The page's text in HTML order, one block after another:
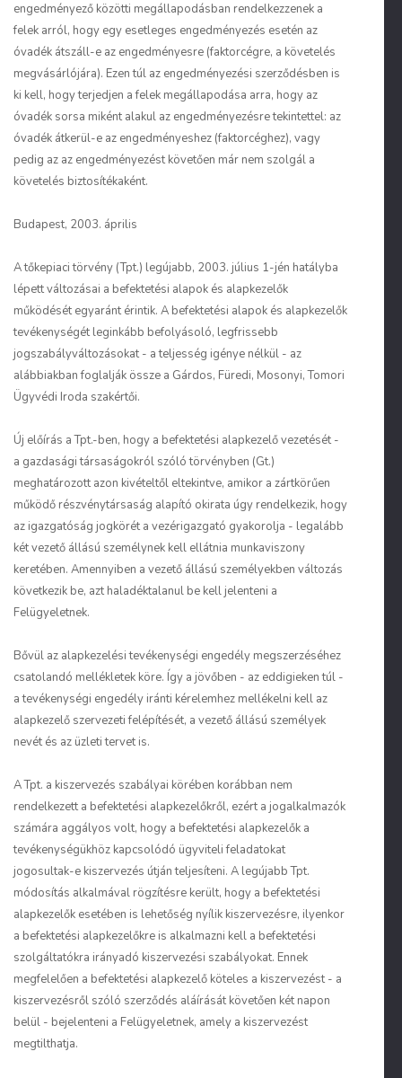
engedményező közötti megállapodásban rendelkezzenek a
felek arról, hogy egy esetleges engedményezés esetén az
óvadék átszáll-e az engedményesre (faktorcégre, a követelés
megvásárlójára). Ezen túl az engedményezési szerződésben is
ki kell, hogy terjedjen a felek megállapodása arra, hogy az
óvadék sorsa miként alakul az engedményezésre tekintettel: az
óvadék átkerül-e az engedményeshez (faktorcéghez), vagy
pedig az az engedményezést követően már nem szolgál a
követelés biztosítékaként.
Budapest, 2003. április
A tőkepiaci törvény (Tpt.) legújabb, 2003. július 1-jén hatályba
lépett változásai a befektetési alapok és alapkezelők
működését egyaránt érintik. A befektetési alapok és alapkezelők
tevékenységét leginkább befolyásoló, legfrissebb
jogszabályváltozásokat - a teljesség igénye nélkül - az
alábbiakban foglalják össze a Gárdos, Füredi, Mosonyi, Tomori
Ügyvédi Iroda szakértői.
Új előírás a Tpt.-ben, hogy a befektetési alapkezelő vezetését -
a gazdasági társaságokról szóló törvényben (Gt.)
meghatározott azon kivételtől eltekintve, amikor a zártkörűen
működő részvénytársaság alapító okirata úgy rendelkezik, hogy
az igazgatóság jogkörét a vezérigazgató gyakorolja - legalább
két vezető állású személynek kell ellátnia munkaviszony
keretében. Amennyiben a vezető állású személyekben változás
következik be, azt haladéktalanul be kell jelenteni a
Felügyeletnek.
Bővül az alapkezelési tevékenységi engedély megszerzéséhez
csatolandó mellékletek köre. Így a jövőben - az eddigieken túl -
a tevékenységi engedély iránti kérelemhez mellékelni kell az
alapkezelő szervezeti felépítését, a vezető állású személyek
nevét és az üzleti tervet is.
A Tpt. a kiszervezés szabályai körében korábban nem
rendelkezett a befektetési alapkezelőkről, ezért a jogalkalmazók
számára aggályos volt, hogy a befektetési alapkezelők a
tevékenységükhöz kapcsolódó ügyviteli feladatokat
jogosultak-e kiszervezés útján teljesíteni. A legújabb Tpt.
módosítás alkalmával rögzítésre került, hogy a befektetési
alapkezelők esetében is lehetőség nyílik kiszervezésre, ilyenkor
a befektetési alapkezelőkre is alkalmazni kell a befektetési
szolgáltatókra irányadó kiszervezési szabályokat. Ennek
megfelelően a befektetési alapkezelő köteles a kiszervezést - a
kiszervezésről szóló szerződés aláírását követően két napon
belül - bejelenteni a Felügyeletnek, amely a kiszervezést
megtilthatja.